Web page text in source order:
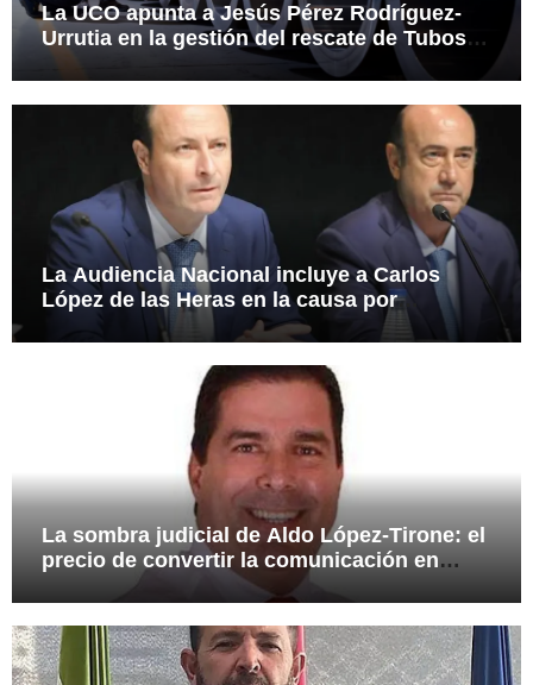
La UCO apunta a Jesús Pérez Rodríguez-
Urrutia en la gestión del rescate de Tubos
Reunidos
La Audiencia Nacional incluye a Carlos
López de las Heras en la causa por
presuntas irregularidades en el rescate de
112,8 millones a Tubos Reunidos
La sombra judicial de Aldo López-Tirone: el
precio de convertir la comunicación en